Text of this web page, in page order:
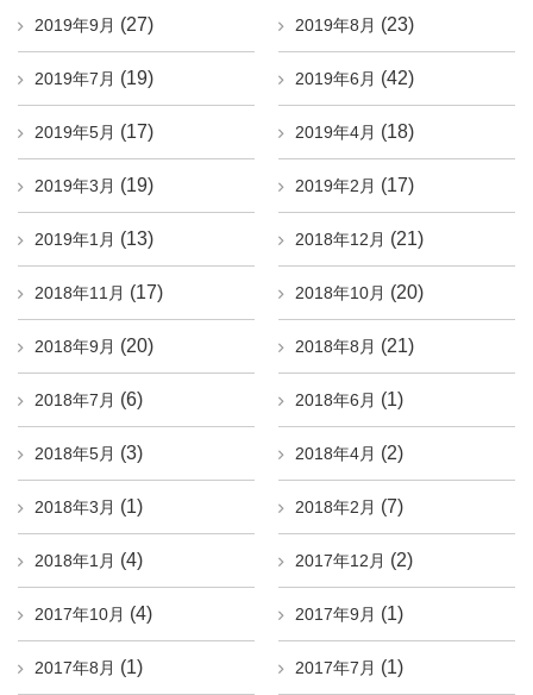
2019年9月 (27) 2019年8月 (23)
2019年7月 (19) 2019年6月 (42)
2019年5月 (17) 2019年4月 (18)
2019年3月 (19) 2019年2月 (17)
2019年1月 (13) 2018年12月 (21)
2018年11月 (17) 2018年10月 (20)
2018年9月 (20) 2018年8月 (21)
2018年7月 (6) 2018年6月 (1)
2018年5月 (3) 2018年4月 (2)
2018年3月 (1) 2018年2月 (7)
2018年1月 (4) 2017年12月 (2)
2017年10月 (4) 2017年9月 (1)
2017年8月 (1) 2017年7月 (1)